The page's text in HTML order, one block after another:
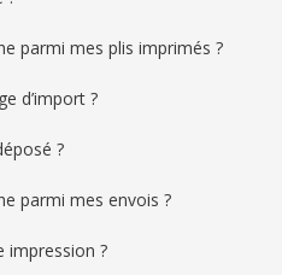
parmi mes plis imprimés ?
d’import ?
?
parmi mes envois ?
impression ?